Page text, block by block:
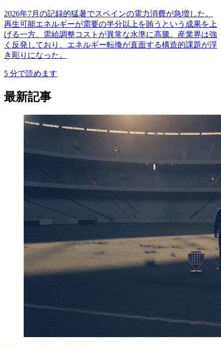
2026年7月の記録的猛暑でスペインの電力消費が急増した。
再生可能エネルギーが需要の半分以上を賄うという成果を上
げる一方、需給調整コストが異常な水準に高騰。産業界は強
く反発しており、エネルギー転換が直面する構造的課題が浮
き彫りになった。
5 分で読めます
最新記事